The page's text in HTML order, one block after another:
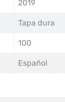
2019
Tapa dura
100
Español